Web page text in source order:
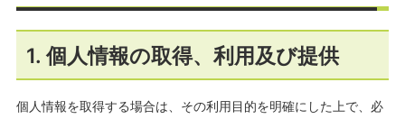
1. 個人情報の取得、利用及び提供
個人情報を取得する場合は、その利用目的を明確にした上で、必